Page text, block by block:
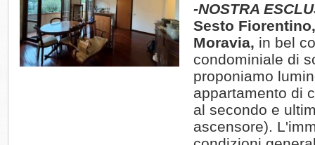
-NOSTRA
Sesto
Moravia, in bel
condominiale di
proponiamo
appartamento di
al secondo e
ascensore).